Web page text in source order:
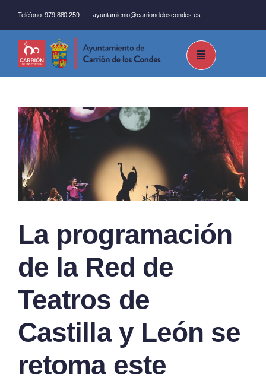
al
contenido
Teléfono: 979 880 259 |ayuntamiento@carriondeloscondes.es
La programación
de la Red de
Teatros de
Castilla y León se
retoma este